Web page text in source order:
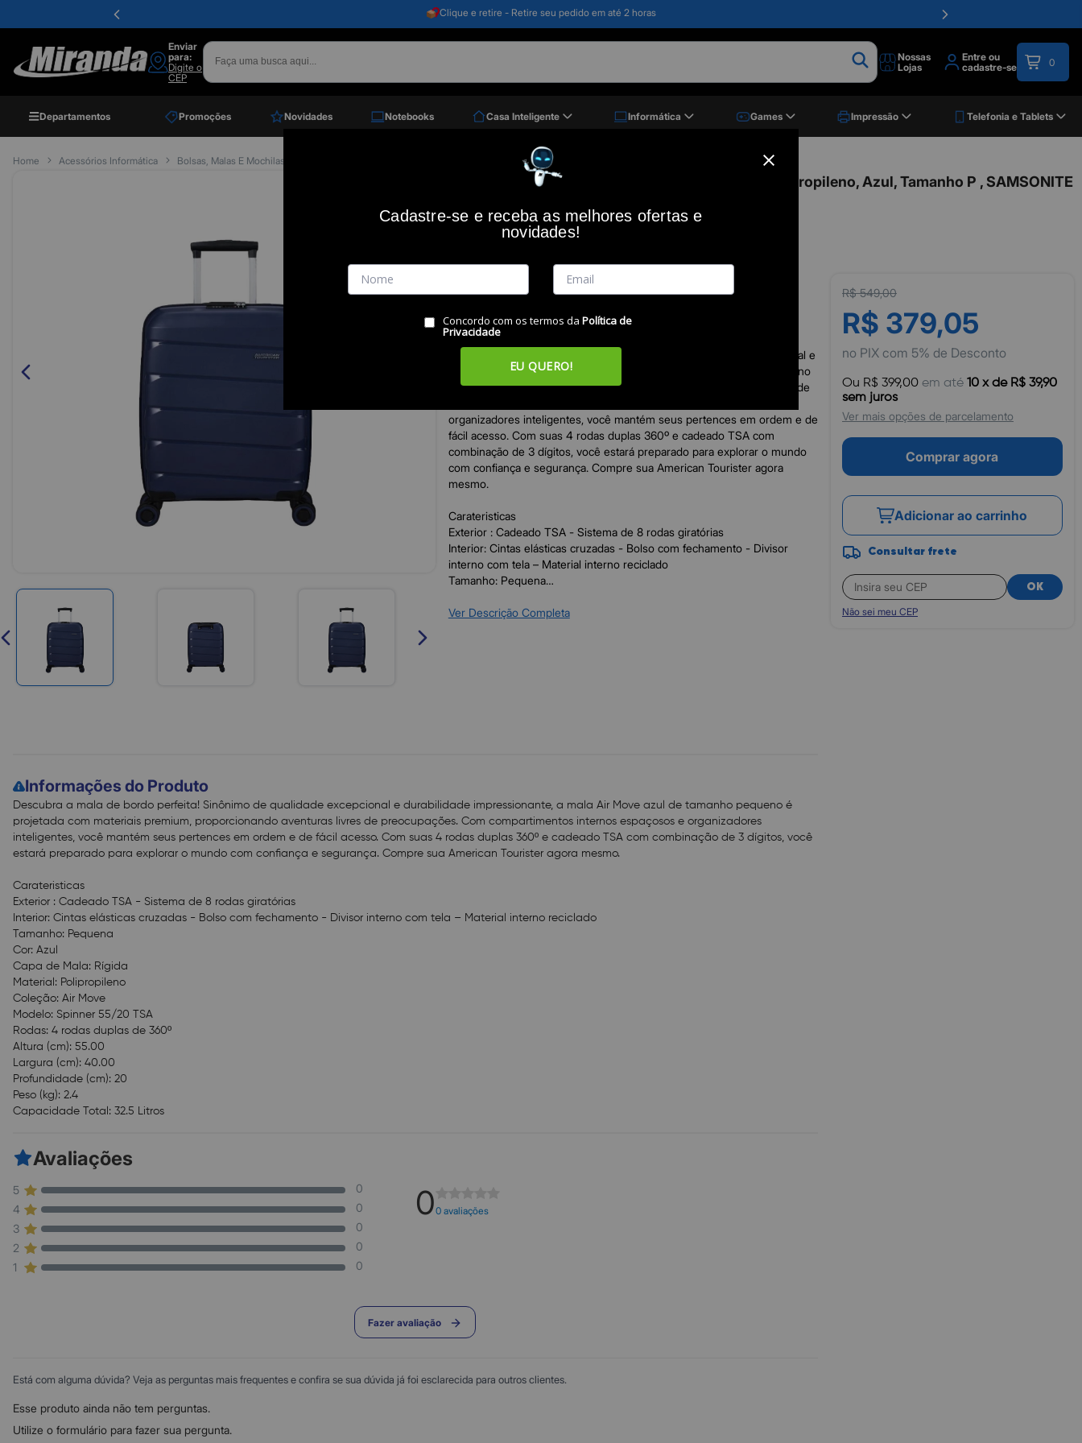
Clique e retire - Retire seu pedido em até 2 horas
Enviar
para:
Digite o
CEP
Nossas
Lojas
Entre ou
cadastre-se
0
Departamentos Promoções Novidades Notebooks Casa Inteligente Informática Games Impressão Telefonia e Tablets
Home Acessórios Informática Bolsas, Malas E Mochilas Mala De Viagem American Tourister Air Move, Polipropileno, Azul, Tamanho P , Samsonite
R$ 549,00
R$ 379,05
no PIX com 5% de Desconto
Ou R$ 399,00em até 10 x de R$ 39,90
sem juros
Ver mais opções de parcelamento
Comprar agora
Adicionar ao carrinho
Consultar frete
OK
Não sei meu CEP
Mala de Viagem American Tourister Air Move, Polipropileno, Azul, Tamanho P , SAMSONITE
Vendido e Entregue por:Miranda
RESUMO DO PRODUTO
Descubra a mala de bordo perfeita! Sinônimo de qualidade excepcional e
durabilidade impressionante, a mala Air Move azul de tamanho pequeno
é projetada com materiais premium, proporcionando aventuras livres de
organizadores inteligentes, você mantém seus pertences em ordem e de
fácil acesso. Com suas 4 rodas duplas 360º e cadeado TSA com
combinação de 3 dígitos, você estará preparado para explorar o mundo
com confiança e segurança. Compre sua American Tourister agora
mesmo.
Carateristicas
Exterior : Cadeado TSA - Sistema de 8 rodas giratórias
Interior: Cintas elásticas cruzadas - Bolso com fechamento - Divisor
interno com tela – Material interno reciclado
Tamanho: Pequena
Capa de Mala: Rígida
Ver Descrição Completa
Informações do Produto
Descubra a mala de bordo perfeita! Sinônimo de qualidade excepcional e durabilidade impressionante, a mala Air Move azul de tamanho pequeno é
projetada com materiais premium, proporcionando aventuras livres de preocupações. Com compartimentos internos espaçosos e organizadores
inteligentes, você mantém seus pertences em ordem e de fácil acesso. Com suas 4 rodas duplas 360º e cadeado TSA com combinação de 3 dígitos, você
estará preparado para explorar o mundo com confiança e segurança. Compre sua American Tourister agora mesmo.
Carateristicas
Exterior : Cadeado TSA - Sistema de 8 rodas giratórias
Interior: Cintas elásticas cruzadas - Bolso com fechamento - Divisor interno com tela – Material interno reciclado
Tamanho: Pequena
Cor: Azul
Capa de Mala: Rígida
Material: Polipropileno
Coleção: Air Move
Modelo: Spinner 55/20 TSA
Rodas: 4 rodas duplas de 360º
Altura (cm): 55.00
Largura (cm): 40.00
Profundidade (cm): 20
Peso (kg): 2.4
Capacidade Total: 32.5 Litros
Avaliações
5
0
4
0
3
0
2
0
1
0
00 avaliações
Fazer avaliação
Está com alguma dúvida? Veja as perguntas mais frequentes e confira se sua dúvida já foi esclarecida para outros clientes.
Esse produto ainda não tem perguntas.
Utilize o formulário para fazer sua pergunta.
Cadastre-se e receba as melhores ofertas e
novidades!
Concordo com os termos da Política de
Privacidade
EU QUERO!